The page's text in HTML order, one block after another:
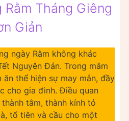
Rằm Tháng Giêng
Giản
ngày Rằm không khác
Nguyên Đán. Trong mâm
thể hiện sự may mắn, đầy
cho gia đình. Điều quan
tâm, thành kính tỏ
tổ tiên và cầu cho một